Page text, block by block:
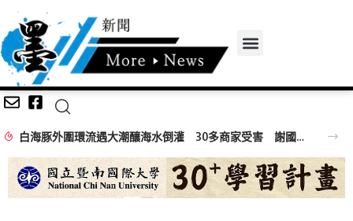
白海豚外圍環流遇大潮釀海水倒灌 30多商家受害 謝國樑親赴慰問